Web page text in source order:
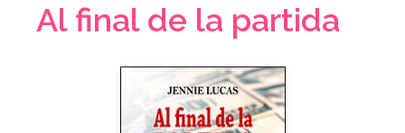
Al final de la partida